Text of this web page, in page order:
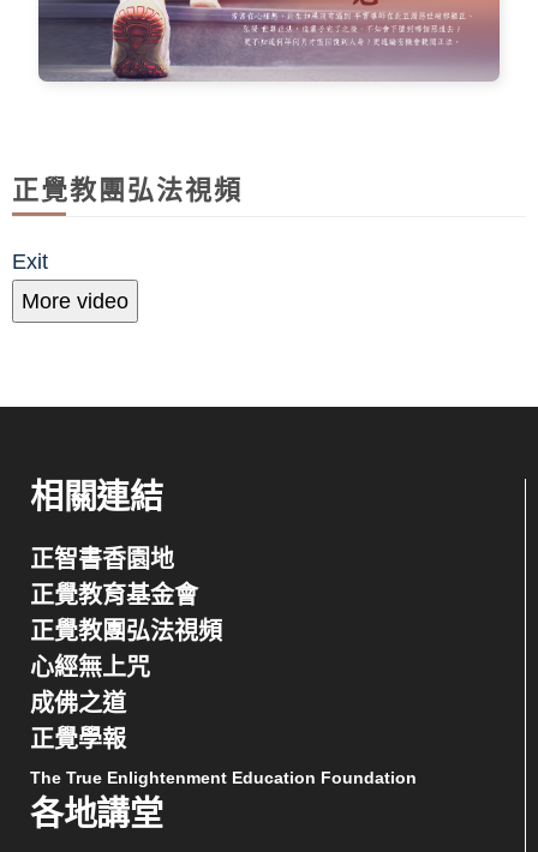
正覺教團弘法視頻
Exit
More video
相關連結
正智書香園地
正覺教育基金會
正覺教團弘法視頻
心經無上咒
成佛之道
正覺學報
The True Enlightenment Education Foundation
各地講堂